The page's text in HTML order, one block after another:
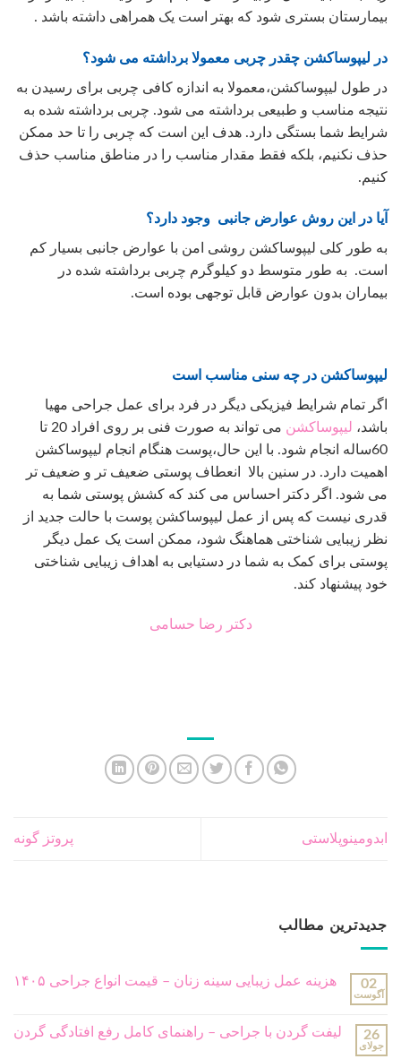
بیمارستان بستری شود که بهتر است یک همراهی داشته باشد .
در لیپوساکشن چقدر چربی معمولا برداشته می شود؟
در طول لیپوساکشن،معمولا به اندازه کافی چربی برای رسیدن به
نتیجه مناسب و طبیعی برداشته می شود. چربی برداشته شده به
شرایط شما بستگی دارد. هدف این است که چربی را تا حد ممکن
حذف نکنیم، بلکه فقط مقدار مناسب را در مناطق مناسب حذف
کنیم.
آیا در این روش عوارض جانبی وجود دارد؟
به طور کلی لیپوساکشن روشی امن با عوارض جانبی بسیار کم
است. به طور متوسط دو کیلوگرم چربی برداشته شده در
بیماران بدون عوارض قابل توجهی بوده است.
لیپوساکشن در چه سنی مناسب است
اگر تمام شرایط فیزیکی دیگر در فرد برای عمل جراحی مهیا
باشد، لیپوساکشن
می تواند به صورت فنی بر روی افراد 20 تا
60ساله انجام شود. با این حال،پوست هنگام انجام لیپوساکشن
اهمیت دارد. در سنین بالا انعطاف پوستی ضعیف تر و ضعیف تر
می شود. اگر دکتر احساس می کند که کشش پوستی شما به
قدری نیست که پس از عمل لیپوساکشن پوست با حالت جدید از
نظر زیبایی شناختی هماهنگ شود، ممکن است یک عمل دیگر
پوستی برای کمک به شما در دستیابی به اهداف زیبایی شناختی
خود پیشنهاد کند.
دکتر رضا حسامی
ابدومینوپلاستی پروتز گونه
جدیدترین مطالب
02
آگوست
هزینه عمل زیبایی سینه زنان – قیمت انواع جراحی ۱۴۰۵
26
جولای
لیفت گردن با جراحی – راهنمای کامل رفع افتادگی گردن